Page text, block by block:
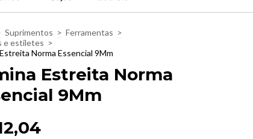
Suprimentos > Ferramentas >
e estiletes >
Norma Essencial 9Mm
Estreita Norma
9Mm